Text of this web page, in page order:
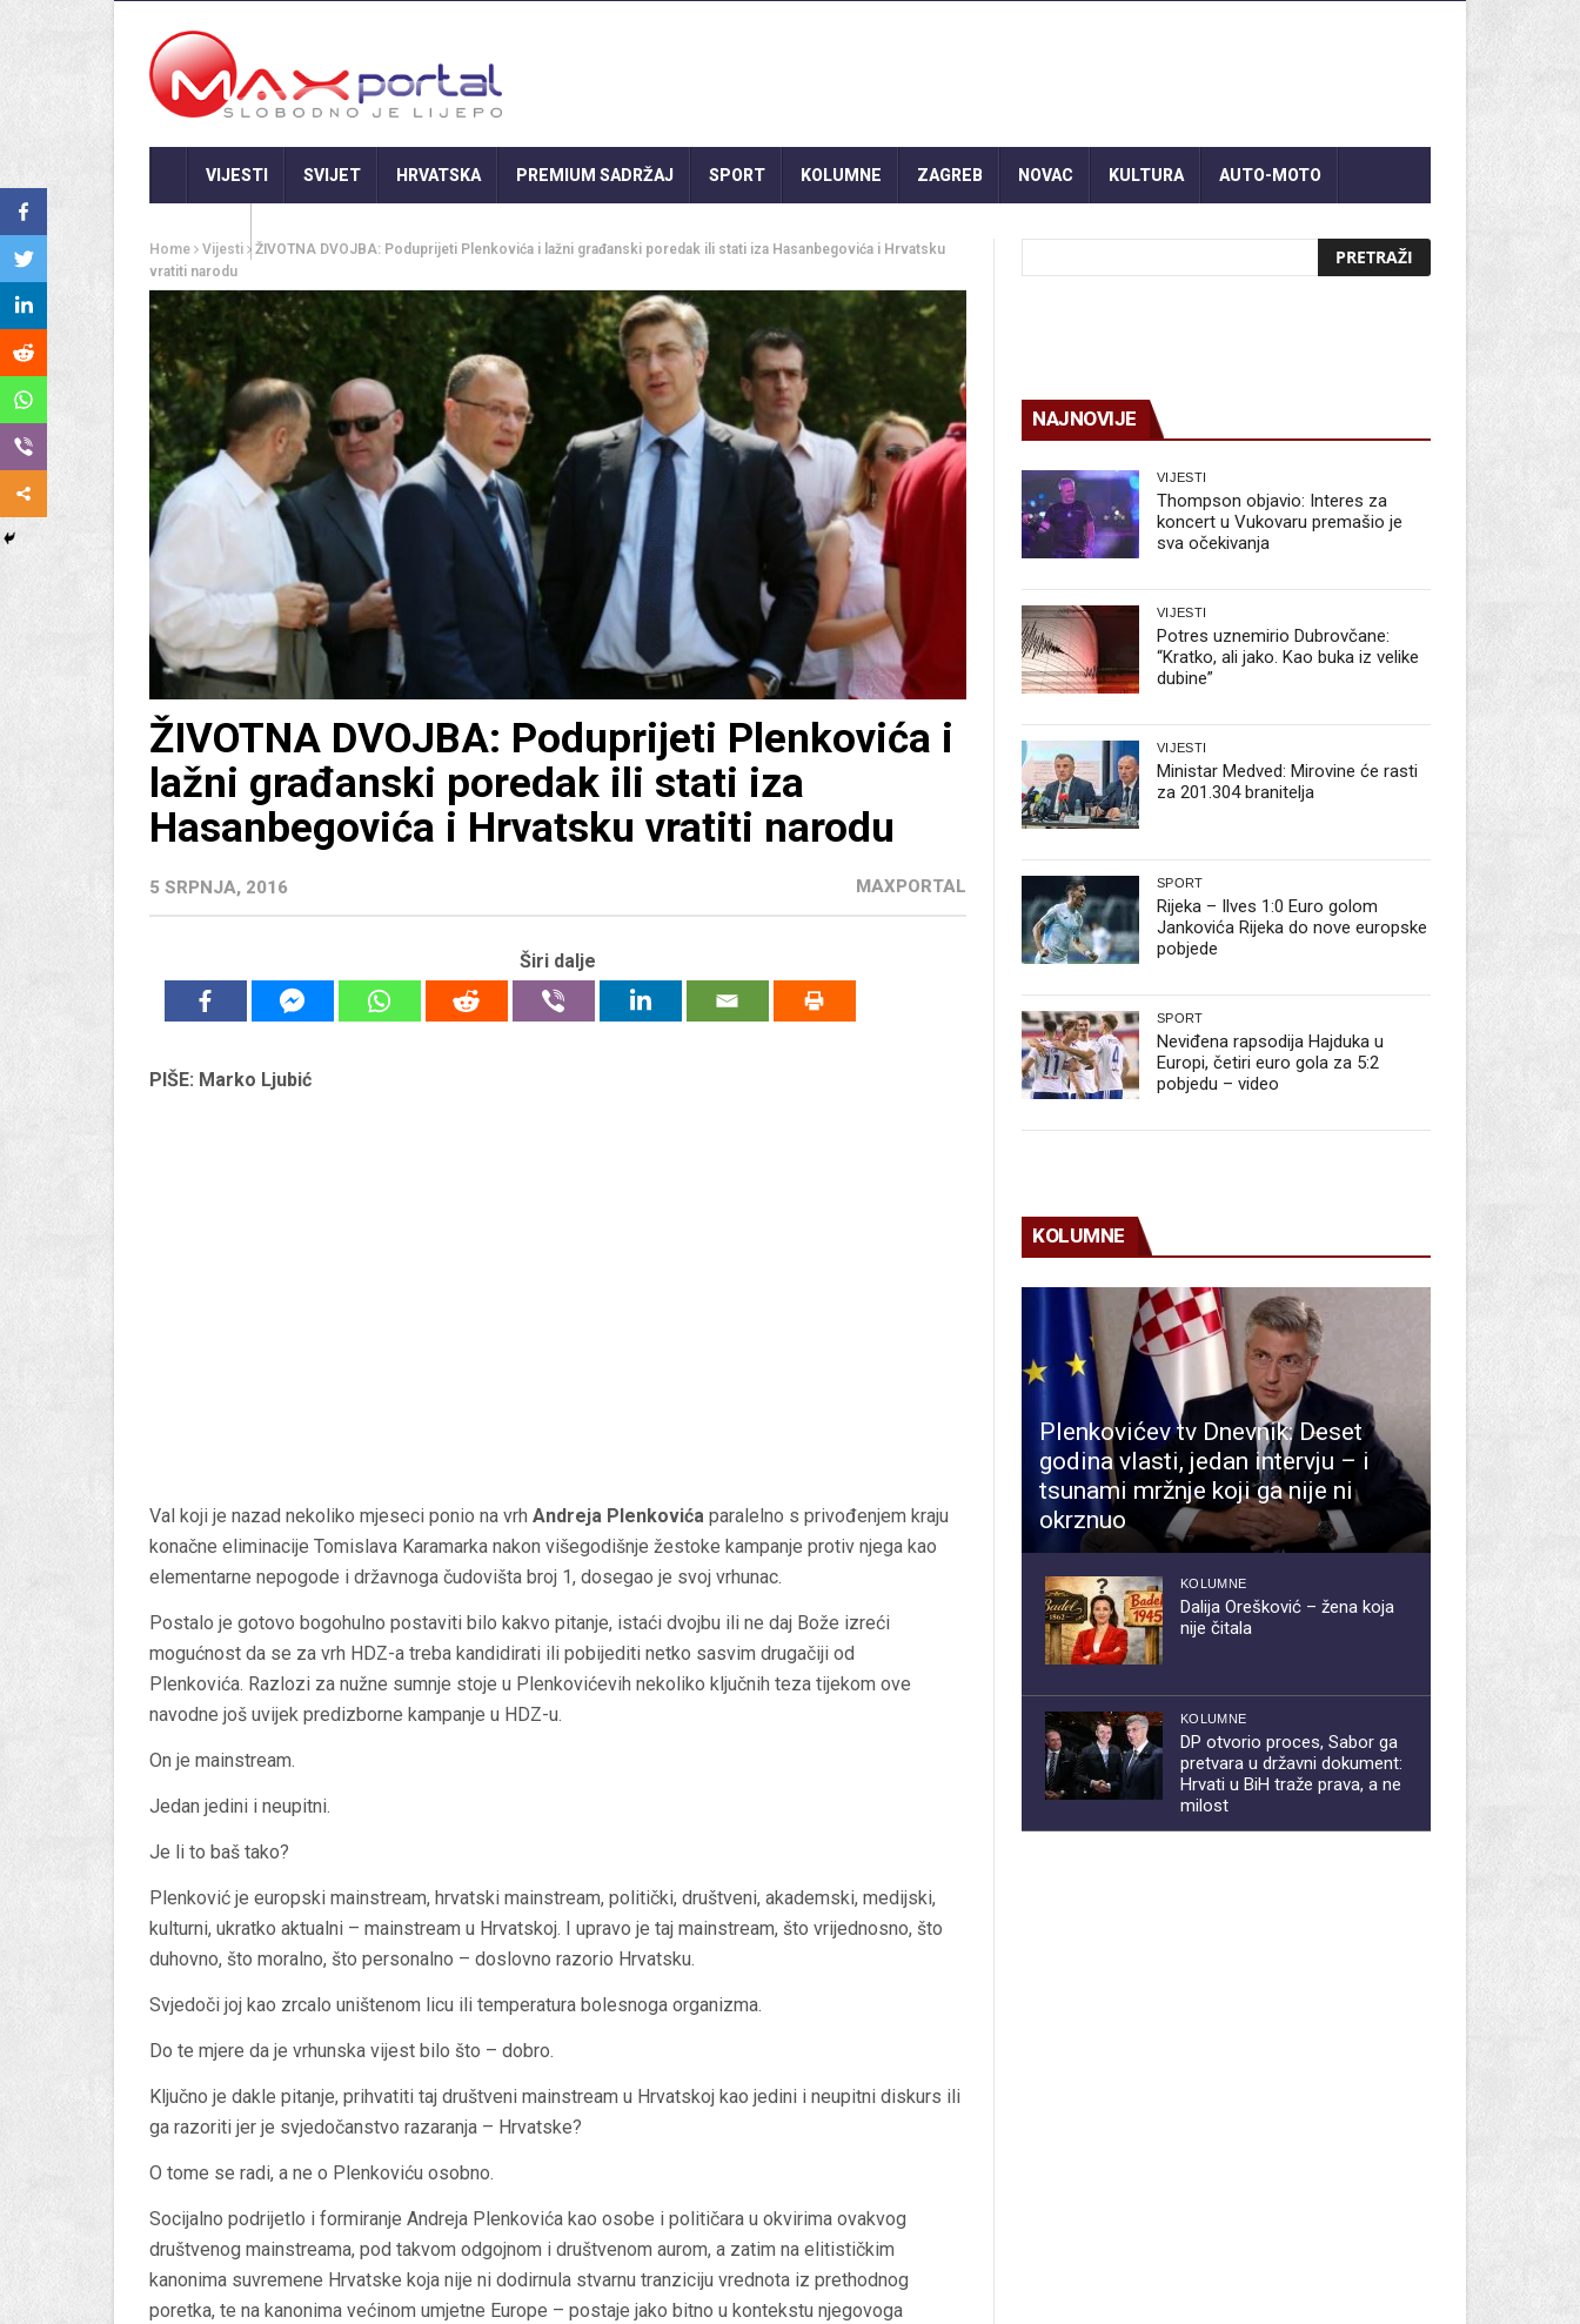
VIJESTI SVIJET HRVATSKA PREMIUM SADRŽAJ SPORT KOLUMNE ZAGREB NOVAC KULTURA AUTO-MOTO
Home Vijesti
ŽIVOTNA DVOJBA: Poduprijeti Plenkovića i lažni građanski poredak ili stati iza Hasanbegovića i Hrvatsku
vratiti narodu
ŽIVOTNA DVOJBA: Poduprijeti Plenkovića i
lažni građanski poredak ili stati iza
Hasanbegovića i Hrvatsku vratiti narodu
5 SRPNJA, 2016 MAXPORTAL
Širi dalje
PIŠE: Marko Ljubić
Val koji je nazad nekoliko mjeseci ponio na vrh Andreja Plenkovića paralelno s privođenjem kraju
konačne eliminacije Tomislava Karamarka nakon višegodišnje žestoke kampanje protiv njega kao
elementarne nepogode i državnoga čudovišta broj 1, dosegao je svoj vrhunac.
Postalo je gotovo bogohulno postaviti bilo kakvo pitanje, istaći dvojbu ili ne daj Bože izreći
mogućnost da se za vrh HDZ-a treba kandidirati ili pobijediti netko sasvim drugačiji od
Plenkovića. Razlozi za nužne sumnje stoje u Plenkovićevih nekoliko ključnih teza tijekom ove
navodne još uvijek predizborne kampanje u HDZ-u.
On je mainstream.
Jedan jedini i neupitni.
Je li to baš tako?
Plenković je europski mainstream, hrvatski mainstream, politički, društveni, akademski, medijski,
kulturni, ukratko aktualni – mainstream u Hrvatskoj. I upravo je taj mainstream, što vrijednosno, što
duhovno, što moralno, što personalno – doslovno razorio Hrvatsku.
Svjedoči joj kao zrcalo uništenom licu ili temperatura bolesnoga organizma.
Do te mjere da je vrhunska vijest bilo što – dobro.
Ključno je dakle pitanje, prihvatiti taj društveni mainstream u Hrvatskoj kao jedini i neupitni diskurs ili
ga razoriti jer je svjedočanstvo razaranja – Hrvatske?
O tome se radi, a ne o Plenkoviću osobno.
Socijalno podrijetlo i formiranje Andreja Plenkovića kao osobe i političara u okvirima ovakvog
društvenog mainstreama, pod takvom odgojnom i društvenom aurom, a zatim na elitističkim
kanonima suvremene Hrvatske koja nije ni dodirnula stvarnu tranziciju vrednota iz prethodnog
poretka, te na kanonima većinom umjetne Europe – postaje jako bitno u kontekstu njegovoga
NAJNOVIJE
VIJESTI
Thompson objavio: Interes za
koncert u Vukovaru premašio je
sva očekivanja
VIJESTI
Potres uznemirio Dubrovčane:
“Kratko, ali jako. Kao buka iz velike
dubine”
VIJESTI
Ministar Medved: Mirovine će rasti
za 201.304 branitelja
SPORT
Rijeka – Ilves 1:0 Euro golom
Jankovića Rijeka do nove europske
pobjede
SPORT
Neviđena rapsodija Hajduka u
Europi, četiri euro gola za 5:2
pobjedu – video
KOLUMNE
Plenkovićev tv Dnevnik: Deset
godina vlasti, jedan intervju – i
tsunami mržnje koji ga nije ni
okrznuo
KOLUMNE
Dalija Orešković – žena koja
nije čitala
KOLUMNE
DP otvorio proces, Sabor ga
pretvara u državni dokument:
Hrvati u BiH traže prava, a ne
milost